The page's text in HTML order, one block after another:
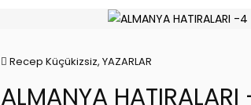
Recep Küçükizsiz,YAZARLAR
ALMANYA